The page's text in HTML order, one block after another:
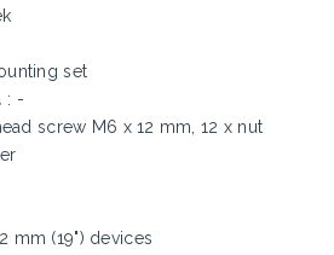
set
: -
screw M6 x 12 mm, 12 x nut
mm (19") devices